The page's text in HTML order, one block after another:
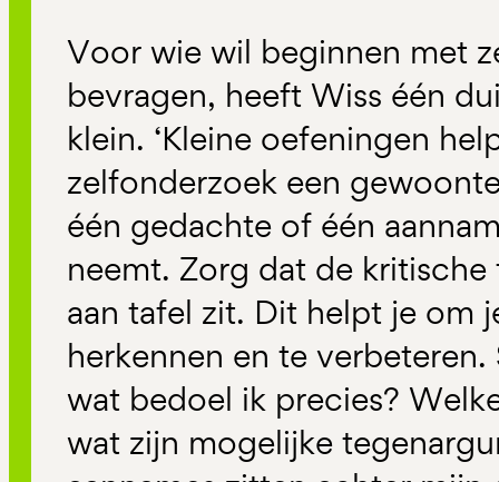
Voor wie wil beginnen met
bevragen, heeft Wiss één
klein. ‘Kleine oefeningen
zelfonderzoek een
één gedachte of één
neemt. Zorg dat de
aan tafel zit. Dit helpt je om
herkennen en te
wat bedoel ik precies?
wat zijn mogelijke